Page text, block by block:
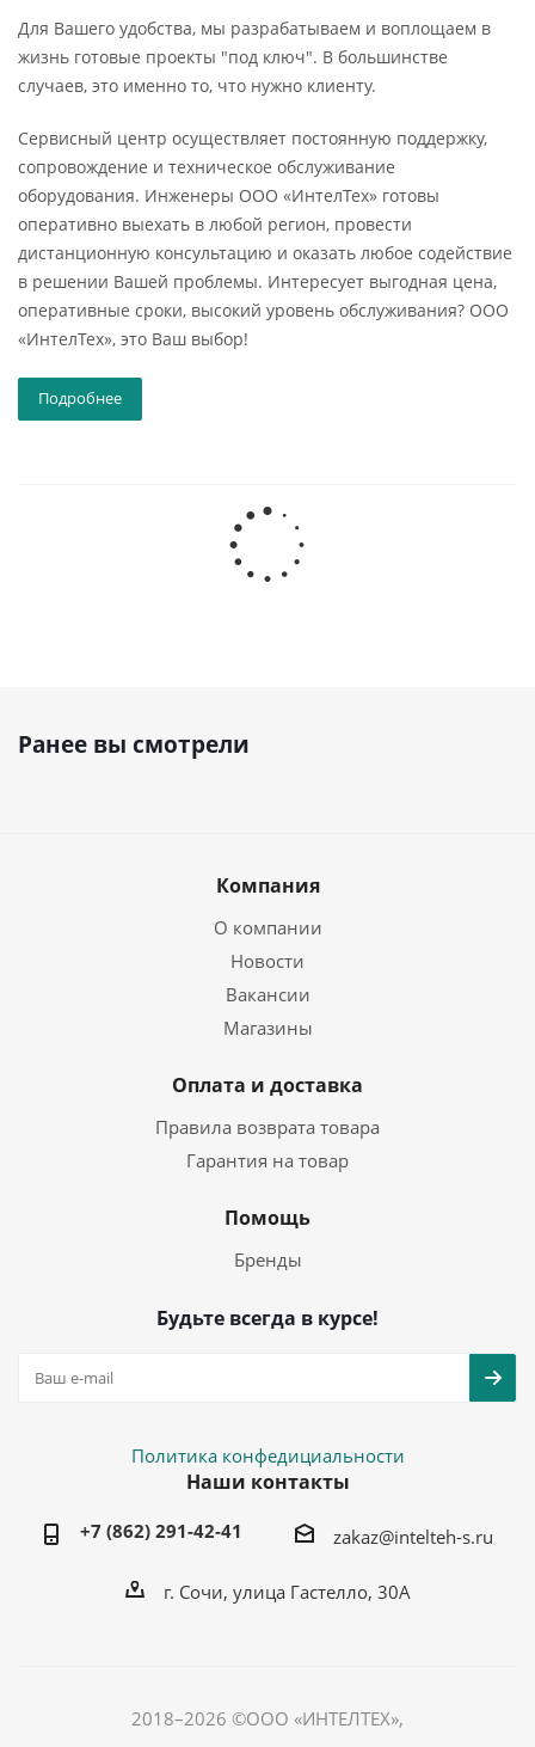
Для Вашего удобства, мы разрабатываем и воплощаем в
жизнь готовые проекты "под ключ". В большинстве
случаев, это именно то, что нужно клиенту.
Сервисный центр осуществляет постоянную поддержку,
сопровождение и техническое обслуживание
оборудования. Инженеры ООО «ИнтелТех» готовы
оперативно выехать в любой регион, провести
дистанционную консультацию и оказать любое содействие
в решении Вашей проблемы. Интересует выгодная цена,
оперативные сроки, высокий уровень обслуживания? ООО
«ИнтелТех», это Ваш выбор!
Подробнее
Ранее вы смотрели
Компания
О компании
Новости
Вакансии
Магазины
Оплата и доставка
Правила возврата товара
Гарантия на товар
Помощь
Бренды
Будьте всегда в курсе!
Политика конфедициальности
Наши контакты
+7 (862) 291-42-41 zakaz@intelteh-s.ru
г. Сочи, улица Гастелло, 30А
2018–2026 ©ООО «ИНТЕЛТЕХ»,